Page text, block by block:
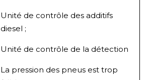
Unité de contrôle des additifs
diesel ;
Unité de contrôle de la détection
La pression des pneus est trop